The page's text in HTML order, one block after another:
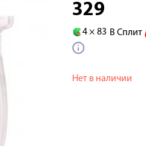
329
4 × 83 В Сплит
Нет в наличии